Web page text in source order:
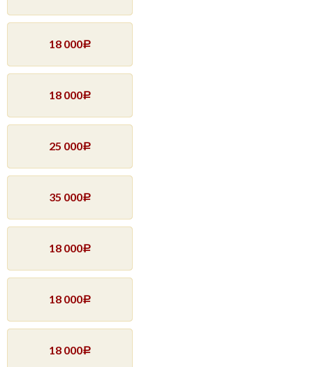
18 000Р
18 000Р
25 000Р
35 000Р
18 000Р
18 000Р
18 000Р